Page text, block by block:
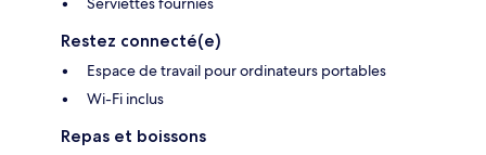
Restez connecté(e)
Espace de travail pour ordinateurs portables
Wi-Fi inclus
Repas et boissons